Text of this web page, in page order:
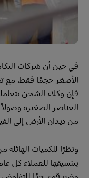
في حين أن شركات
الأصغر حجمًا فقط، مع
فإن وكلاء الشحن
العناصر الصغيرة وصولاً
من ديدان الأرض إلى
ونظرًا للكميات
بتنسيقها للعملاء كل